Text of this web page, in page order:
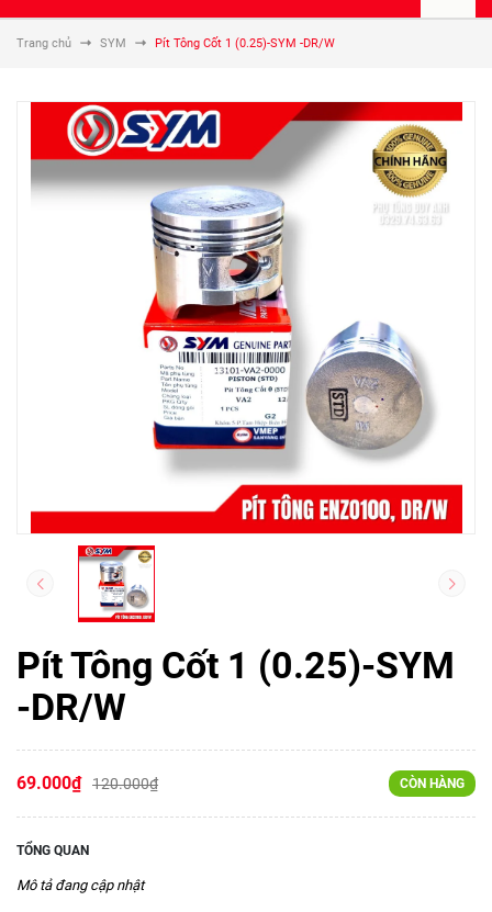
Trang chủ SYM Pít Tông Cốt 1 (0.25)-SYM -DR/W
Pít Tông Cốt 1 (0.25)-SYM
-DR/W
69.000₫ 120.000₫ CÒN HÀNG
TỔNG QUAN
Mô tả đang cập nhật